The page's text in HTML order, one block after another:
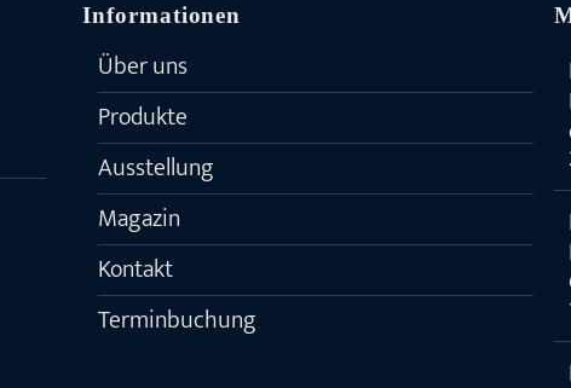
Informationen
Über uns
Produkte
Ausstellung
Magazin
Kontakt
Terminbuchung